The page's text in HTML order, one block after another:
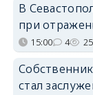
В
при
15:00 4
стал